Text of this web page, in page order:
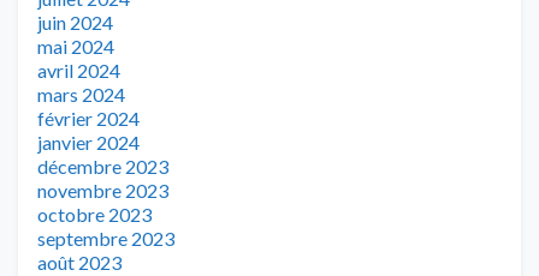
juin 2024
mai 2024
avril 2024
mars 2024
février 2024
janvier 2024
décembre 2023
novembre 2023
octobre 2023
septembre 2023
août 2023